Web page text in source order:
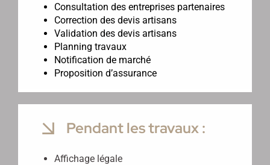
Consultation des entreprises partenaires
Correction des devis artisans
Validation des devis artisans
Planning travaux
Notification de marché
Proposition d’assurance
Pendant les travaux :
Affichage légale